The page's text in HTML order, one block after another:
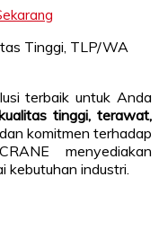
terbaik untuk Anda
tinggi, terawat,
komitmen terhadap
menyediakan
kebutuhan industri.